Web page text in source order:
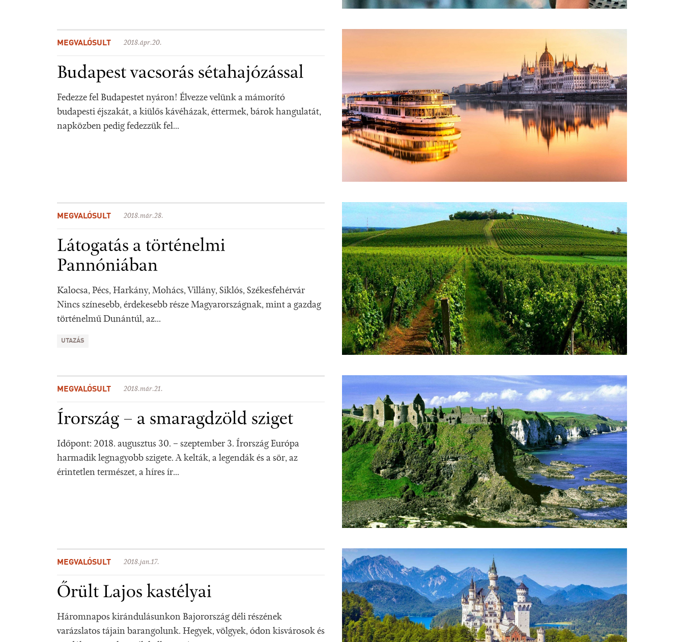
MEGVALÓSULT 2018.ápr.20.
Budapest vacsorás sétahajózással
Fedezze fel Budapestet nyáron! Élvezze velünk a mámorító
budapesti éjszakát, a kiülős kávéházak, éttermek, bárok hangulatát,
napközben pedig fedezzük fel...
MEGVALÓSULT 2018.már.28.
Látogatás a történelmi
Pannóniában
Kalocsa, Pécs, Harkány, Mohács, Villány, Siklós, Székesfehérvár
Nincs színesebb, érdekesebb része Magyarországnak, mint a gazdag
történelmű Dunántúl, az...
UTAZÁS
MEGVALÓSULT 2018.már.21.
Írország – a smaragdzöld sziget
Időpont: 2018. augusztus 30. – szeptember 3. Írország Európa
harmadik legnagyobb szigete. A kelták, a legendák és a sör, az
érintetlen természet, a híres ír...
MEGVALÓSULT 2018.jan.17.
Őrült Lajos kastélyai
Háromnapos kirándulásunkon Bajorország déli részének
varázslatos tájain barangolunk. Hegyek, völgyek, ódon kisvárosok és